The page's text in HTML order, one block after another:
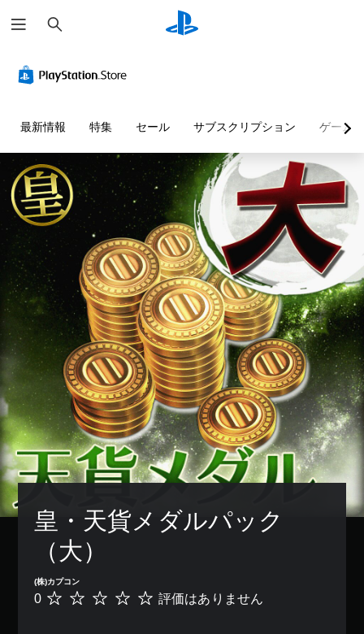
索
最新情報 特集 セール サブスクリプション ゲーム
皇・天貨メダルパック
（大）
(株)カプコン
評
0 評価はありません